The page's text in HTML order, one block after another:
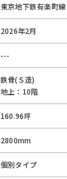
東京地下鉄有楽町線
2026年2月
---
鉄骨(Ｓ造)
地上：10階
160.96坪
2800mm
個別タイプ